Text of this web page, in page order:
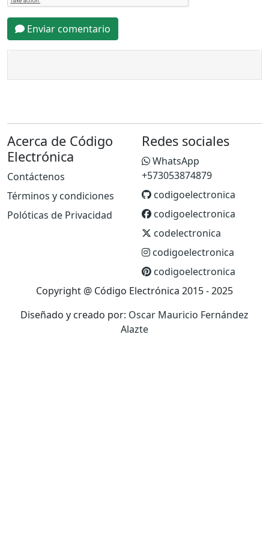
Enviar comentario
Acerca de Código
Electrónica
Contáctenos
Términos y condiciones
Polóticas de Privacidad
Redes sociales
WhatsApp
+573053874879
codigoelectronica
codigoelectronica
codelectronica
codigoelectronica
codigoelectronica
Copyright @ Código Electrónica 2015 - 2025
Diseñado y creado por: Oscar Mauricio Fernández
Alazte